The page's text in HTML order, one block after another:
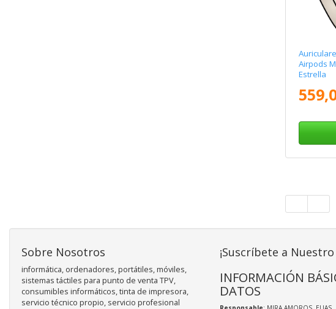
Airpods
Estrella
Sobre Nosotros
informática, ordenadores, portátiles, móviles,
sistemas táctiles para punto de venta TPV,
consumibles informáticos, tinta de impresora,
servicio técnico propio, servicio profesional
¡Suscríbete a
INFORMACIÓN
DATOS